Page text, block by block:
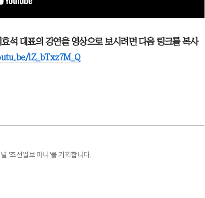
석 대표의 강연을 영상으로 보시려면 다음 링크를 복사
lZ_bTxz7M_Q
'조선일보 머니'를 기획합니다.